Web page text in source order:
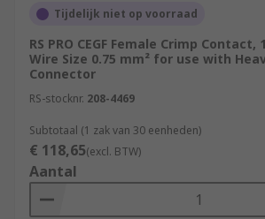
Tijdelijk niet op voorraad
RS PRO CEGF Female Crimp
Wire Size 0.75 mm² for use with
Connector
RS-stocknr. 208-4469
Subtotaal (1 zak van 30 eenheden)
€ 118,65(excl. BTW)
Aantal